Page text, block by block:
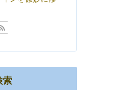
索